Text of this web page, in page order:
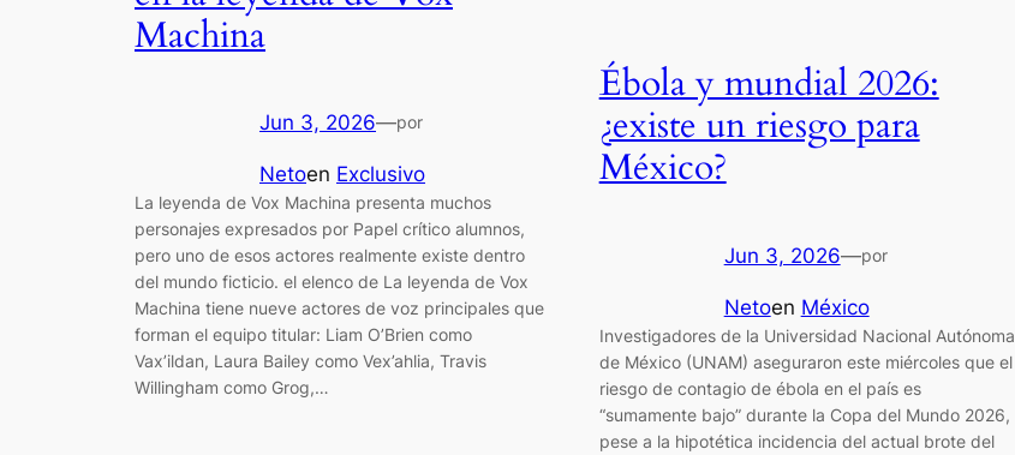
Machina
Jun 3, 2026—por
Netoen Exclusivo
La leyenda de Vox Machina presenta muchos
personajes expresados ​​por Papel crítico alumnos,
pero uno de esos actores realmente existe dentro
del mundo ficticio. el elenco de La leyenda de Vox
Machina tiene nueve actores de voz principales que
forman el equipo titular: Liam O’Brien como
Vax’ildan, Laura Bailey como Vex’ahlia, Travis
Willingham como Grog,…
Ébola y mundial 2026:
¿existe un riesgo para
México?
Jun 3, 2026—por
Netoen México
Investigadores de la Universidad Nacional Autónoma
de México (UNAM) aseguraron este miércoles que el
riesgo de contagio de ébola en el país es
“sumamente bajo” durante la Copa del Mundo 2026,
pese a la hipotética incidencia del actual brote del